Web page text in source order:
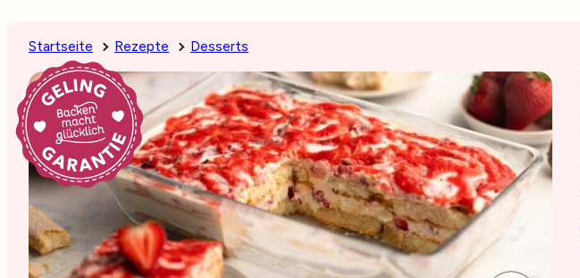
Startseite Rezepte Desserts